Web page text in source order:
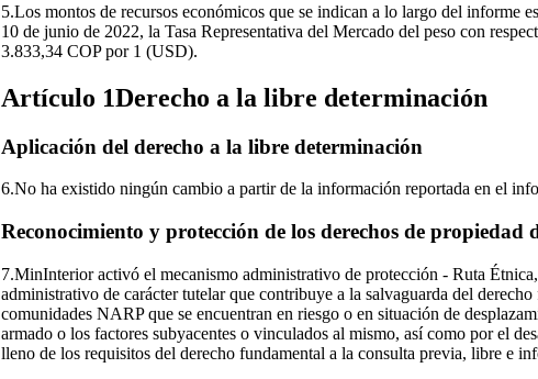
5.Los montos de recursos económicos que se indican a lo largo del informe
10 de junio de 2022, la Tasa Representativa del Mercado del peso con
3.833,34 COP por 1 (USD).
Artículo 1Derecho a la libre determinación
Aplicación del derecho a la libre determinación
6.No ha existido ningún cambio a partir de la información reportada en el
Reconocimiento y protección de los derechos de propiedad
7.MinInterior activó el mecanismo administrativo de protección - Ruta
administrativo de carácter tutelar que contribuye a la salvaguarda del
comunidades NARP que se encuentran en riesgo o en situación de
armado o los factores subyacentes o vinculados al mismo, así como por el
lleno de los requisitos del derecho fundamental a la consulta previa, libre e